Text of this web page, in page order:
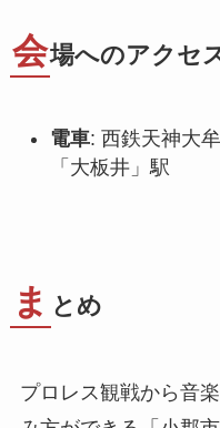
会場へのアクセ
電車: 西鉄天神大
「大板井」駅
ま とめ
プロレス観戦から音